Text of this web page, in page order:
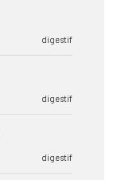
digestif
digestif
digestif